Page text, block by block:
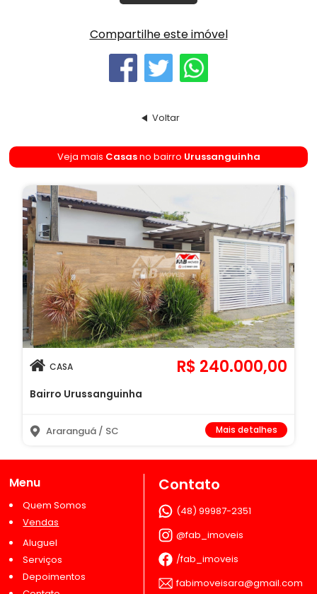
Compartilhe este imóvel
Voltar
Veja mais Casasno bairro Urussanguinha
R$ 240.000,00
CASA
Bairro Urussanguinha
Araranguá / SC Mais detalhes
Menu
Quem Somos
Vendas
Aluguel
Serviços
Depoimentos
Contato
(48) 99987-2351
@fab_imoveis
/fab_imoveis
fabimoveisara@gmail.com